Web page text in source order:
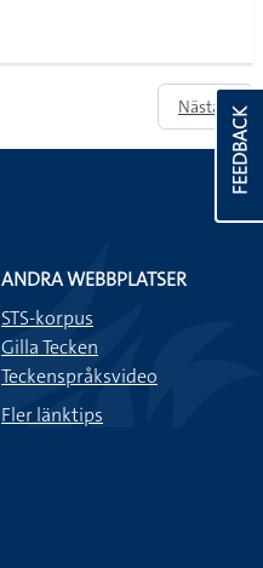
Nästa »
FEEDBACK
ANDRA WEBBPLATSER
STS-korpus
Gilla Tecken
Teckenspråksvideo
Fler länktips